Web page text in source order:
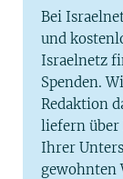
Bei
und
Israelnetz
Spenden.
Redaktion
liefern über
Ihrer
gewohnten